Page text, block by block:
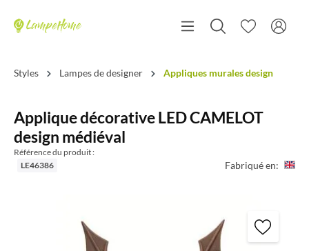
Styles Lampes de designer Appliques murales design
Applique décorative LED CAMELOT
design médiéval
Référence du produit :
LE46386
Fabriqué en: